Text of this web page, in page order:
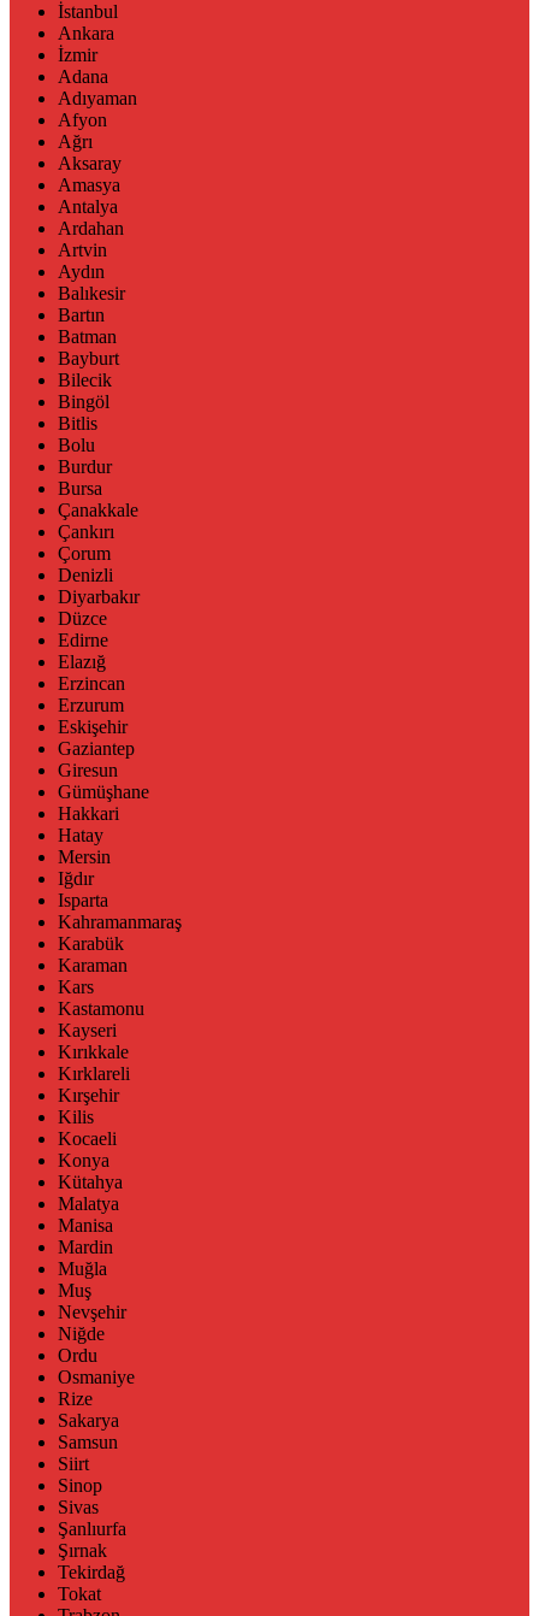
İstanbul
Ankara
İzmir
Adana
Adıyaman
Afyon
Ağrı
Aksaray
Amasya
Antalya
Ardahan
Artvin
Aydın
Balıkesir
Bartın
Batman
Bayburt
Bilecik
Bingöl
Bitlis
Bolu
Burdur
Bursa
Çanakkale
Çankırı
Çorum
Denizli
Diyarbakır
Düzce
Edirne
Elazığ
Erzincan
Erzurum
Eskişehir
Gaziantep
Giresun
Gümüşhane
Hakkari
Hatay
Mersin
Iğdır
Isparta
Kahramanmaraş
Karabük
Karaman
Kars
Kastamonu
Kayseri
Kırıkkale
Kırklareli
Kırşehir
Kilis
Kocaeli
Konya
Kütahya
Malatya
Manisa
Mardin
Muğla
Muş
Nevşehir
Niğde
Ordu
Osmaniye
Rize
Sakarya
Samsun
Siirt
Sinop
Sivas
Şanlıurfa
Şırnak
Tekirdağ
Tokat